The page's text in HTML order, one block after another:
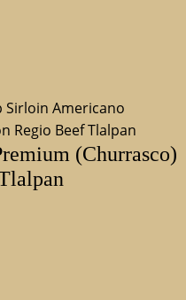
Sirloin Americano
Regio Beef Tlalpan
(Churrasco)